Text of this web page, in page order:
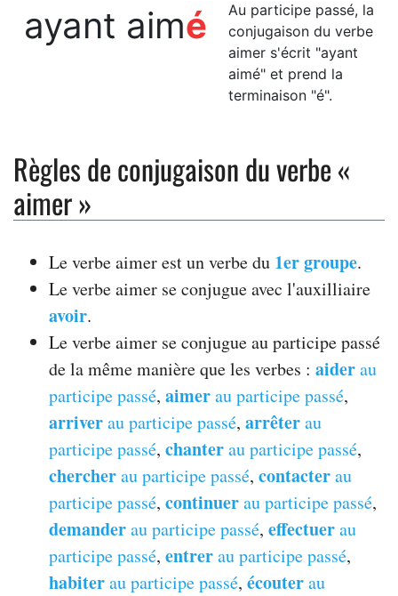
ayant aimé
Au participe passé, la
conjugaison du verbe
aimer s'écrit "ayant
aimé" et prend la
terminaison "é".
Règles de conjugaison du verbe «
aimer »
Le verbe aimer est un verbe du 1er groupe.
Le verbe aimer se conjugue avec l'auxilliaire
avoir.
Le verbe aimer se conjugue au participe passé
de la même manière que les verbes : aiderau
participe passé, aimerau participe passé,
arriverau participe passé, arrêterau
participe passé, chanterau participe passé,
chercherau participe passé, contacterau
participe passé, continuerau participe passé,
demanderau participe passé, effectuerau
participe passé, entrerau participe passé,
habiterau participe passé, écouterau